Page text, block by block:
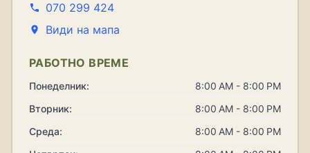
070 299 424
Види на мапа
РАБОТНО ВРЕМЕ
Понеделник:
8:00 AM - 8:00 PM
Вторник:
8:00 AM - 8:00 PM
Среда:
8:00 AM - 8:00 PM